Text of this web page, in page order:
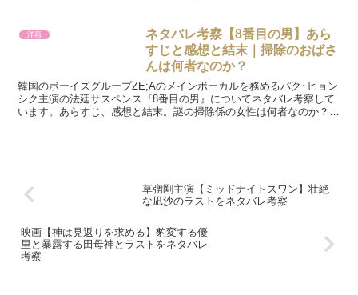
洋画
ネタバレ考察【8番目の男】あら
すじと感想と結末｜掃除のおばさ
んは何者なのか？
韓国のボーイズグループZE;Aのメインボーカルを務めるパク･ヒョン
シク主演の法廷サスペンス『8番目の男』についてネタバレ考察して
います。あらすじ、感想と結末。謎の掃除係の女性は何者なのか？推
草彅剛主演【ミッドナイトスワン】壮絶
な凪沙のラストをネタバレ考察
映画【神は見返りを求める】豹変する優
里と暴露する田母神とラストをネタバレ
考察